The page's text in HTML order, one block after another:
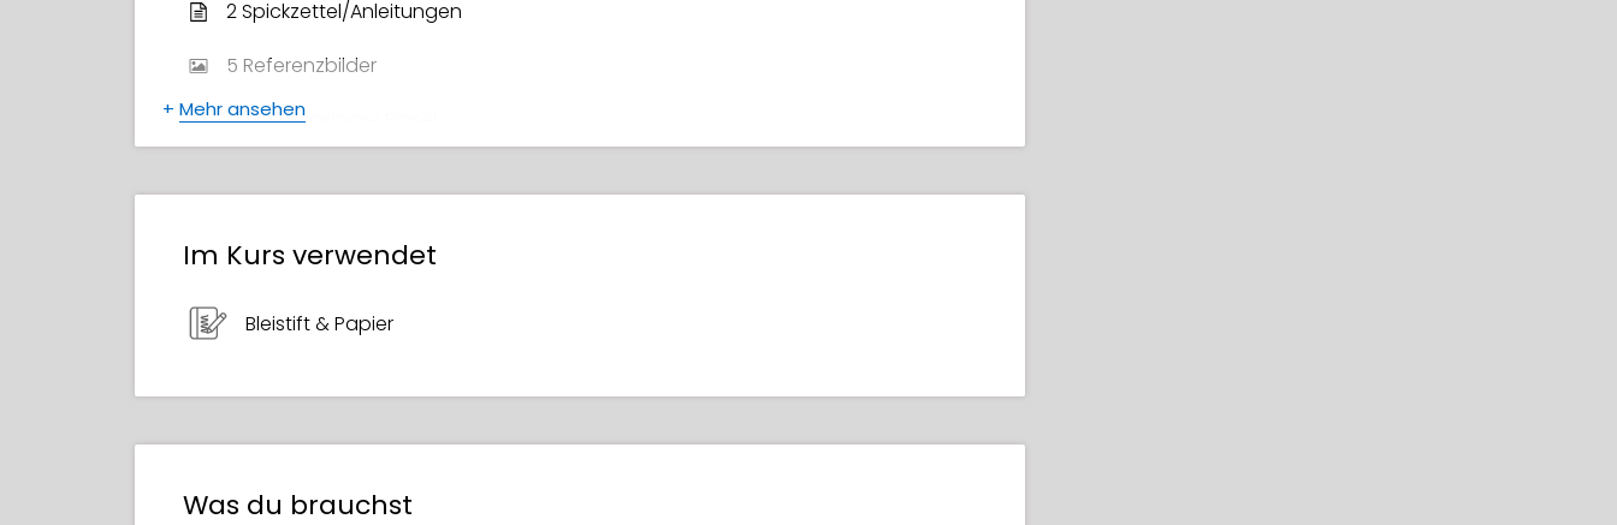
2 Spickzettel/Anleitungen
5 Referenzbilder
Herunterladbare Pinsel
Zertifikat des Abschlusses
+ Mehr ansehen
Im Kurs verwendet
Bleistift & Papier
Was du brauchst